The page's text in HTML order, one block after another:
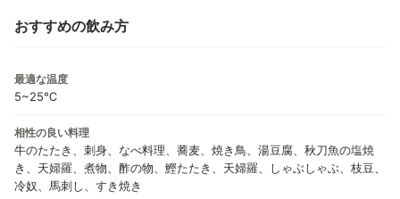
おすすめの飲み方
最適な温度
5~25℃
相性の良い料理
牛のたたき、刺身、なべ料理、蕎麦、焼き鳥、湯豆腐、秋刀魚の塩焼
き、天婦羅、煮物、酢の物、鰹たたき、天婦羅、しゃぶしゃぶ、枝豆、
冷奴、馬刺し、すき焼き